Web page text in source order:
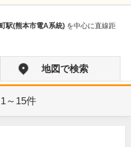
駅(熊本市電A系統) を中心に直線距
地図で検索
1～15件